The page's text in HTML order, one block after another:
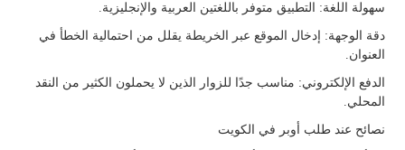
سهولة اللغة: التطبيق متوفر باللغتين العربية والإنجليزية.
دقة الوجهة: إدخال الموقع عبر الخريطة يقلل من احتمالية الخطأ في
العنوان.
الدفع الإلكتروني: مناسب جدًا للزوار الذين لا يحملون الكثير من النقد
المحلي.
نصائح عند طلب أوبر في الكويت